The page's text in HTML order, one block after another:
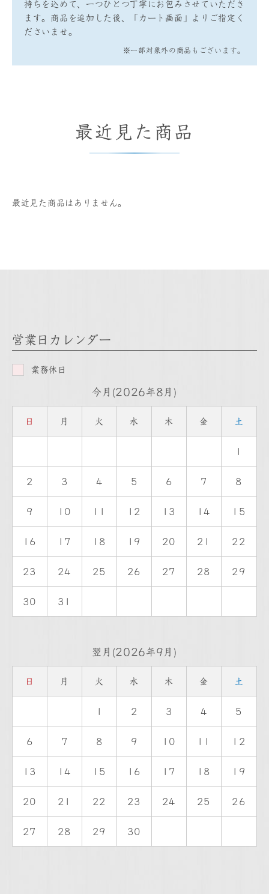
持ちを込めて、一つひとつ丁寧にお包みさせていただき
ます。商品を追加した後、「カート画面」よりご指定く
ださいませ。
※一部対象外の商品もございます。
最近見た商品
最近見た商品はありません。
営業日カレンダー
今月(2026年8月)
日 月 火 水 木 金 土
1
2 3 4 5 6 7 8
9 10 11 12 13 14 15
16 17 18 19 20 21 22
23 24 25 26 27 28 29
30 31
翌月(2026年9月)
日 月 火 水 木 金 土
1 2 3 4 5
6 7 8 9 10 11 12
13 14 15 16 17 18 19
20 21 22 23 24 25 26
27 28 29 30
業務休日